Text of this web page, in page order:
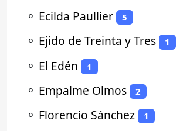
⚬ Ecilda Paullier 5
⚬ Ejido de Treinta y Tres 1
⚬ El Edén 1
⚬ Empalme Olmos 2
⚬ Florencio Sánchez 1